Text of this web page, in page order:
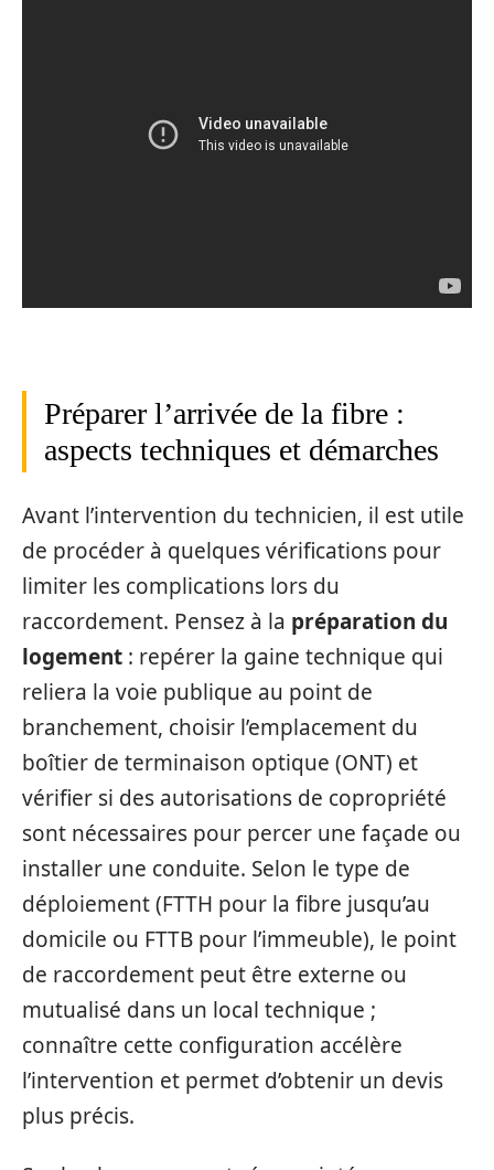
Préparer l’arrivée de la fibre :
aspects techniques et démarches
Avant l’intervention du technicien, il est utile
de procéder à quelques vérifications pour
limiter les complications lors du
raccordement. Pensez à la préparation du
logement : repérer la gaine technique qui
reliera la voie publique au point de
branchement, choisir l’emplacement du
boîtier de terminaison optique (ONT) et
vérifier si des autorisations de copropriété
sont nécessaires pour percer une façade ou
installer une conduite. Selon le type de
déploiement (FTTH pour la fibre jusqu’au
domicile ou FTTB pour l’immeuble), le point
de raccordement peut être externe ou
mutualisé dans un local technique ;
connaître cette configuration accélère
l’intervention et permet d’obtenir un devis
plus précis.